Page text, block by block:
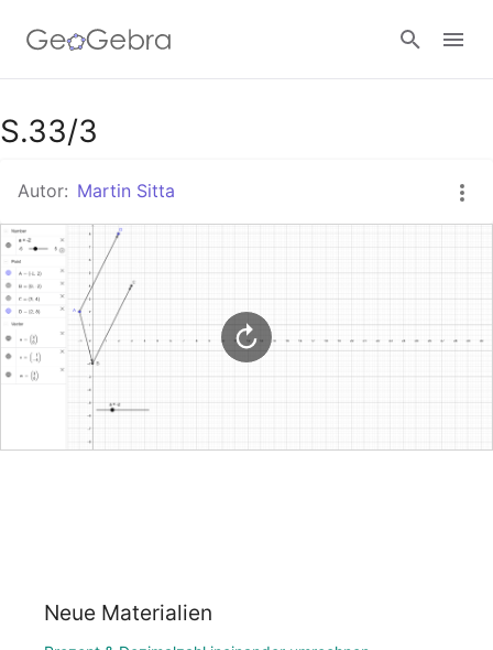
Google Classroom
GeoGebra Classroom
S.33/3
Autor: Martin Sitta
Neue Materialien